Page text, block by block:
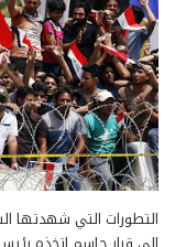
التطورات التي شهدتها